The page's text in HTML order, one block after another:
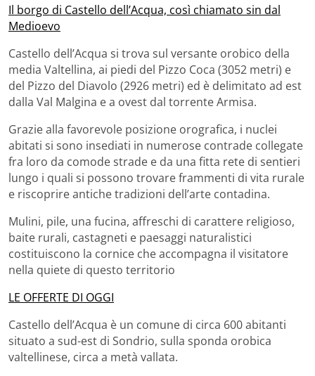
Il borgo di Castello dell’Acqua, così chiamato sin dal
Medioevo
Castello dell’Acqua si trova sul versante orobico della
media Valtellina, ai piedi del Pizzo Coca (3052 metri) e
del Pizzo del Diavolo (2926 metri) ed è delimitato ad est
dalla Val Malgina e a ovest dal torrente Armisa.
Grazie alla favorevole posizione orografica, i nuclei
abitati si sono insediati in numerose contrade collegate
fra loro da comode strade e da una fitta rete di sentieri
lungo i quali si possono trovare frammenti di vita rurale
e riscoprire antiche tradizioni dell’arte contadina.
Mulini, pile, una fucina, affreschi di carattere religioso,
baite rurali, castagneti e paesaggi naturalistici
costituiscono la cornice che accompagna il visitatore
nella quiete di questo territorio
LE OFFERTE DI OGGI
Castello dell’Acqua è un comune di circa 600 abitanti
situato a sud-est di Sondrio, sulla sponda orobica
valtellinese, circa a metà vallata.